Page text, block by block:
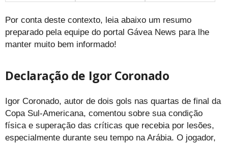
Por conta deste contexto, leia abaixo um resumo
preparado pela equipe do portal Gávea News para lhe
manter muito bem informado!
Declaração de Igor Coronado
Igor Coronado, autor de dois gols nas quartas de final da
Copa Sul-Americana, comentou sobre sua condição
física e superação das críticas que recebia por lesões,
especialmente durante seu tempo na Arábia. O jogador,